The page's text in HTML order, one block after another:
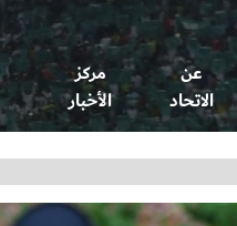
عن
الاتحاد
مركز
الأخبار